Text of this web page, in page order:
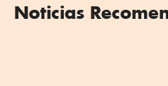
Noticias